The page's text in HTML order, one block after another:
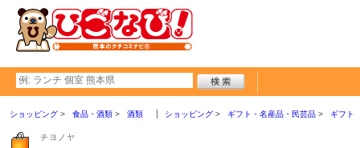
ショッピング 食品・酒類 酒類 ショッピング ギフト・名産品・民芸品 ギフト
チヨノヤ